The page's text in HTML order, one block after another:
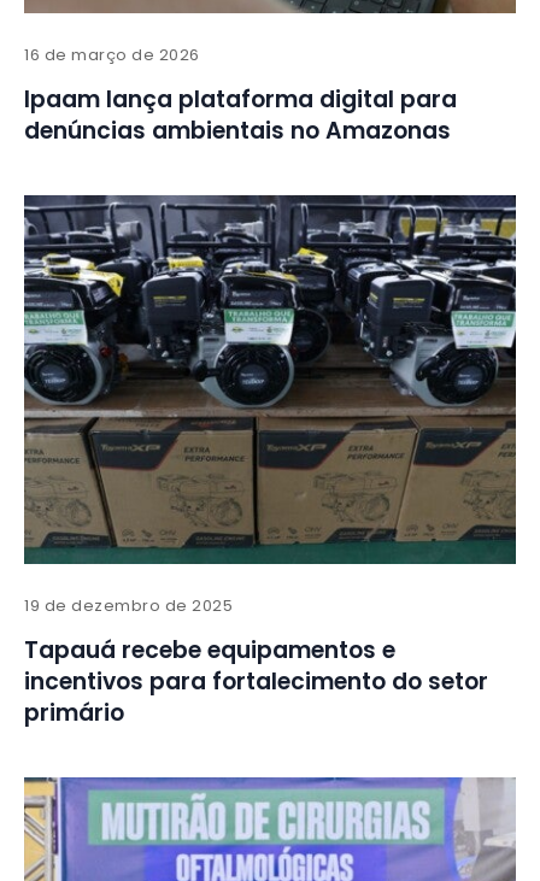
16 de março de 2026
Ipaam lança plataforma digital para
denúncias ambientais no Amazonas
19 de dezembro de 2025
Tapauá recebe equipamentos e
incentivos para fortalecimento do setor
primário